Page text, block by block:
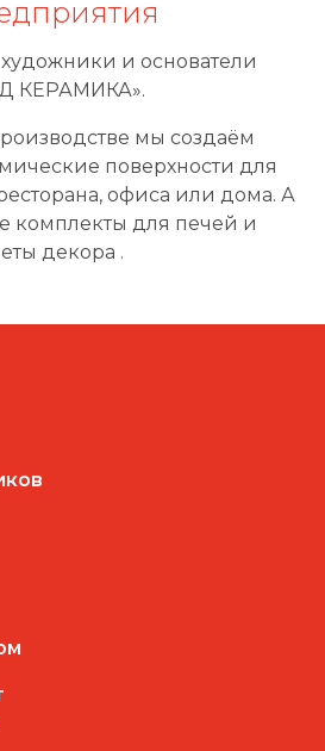
и основатели
КЕРАМИКА».
мы создаём
поверхности для
офиса или дома. А
комплекты для печей и
декора .